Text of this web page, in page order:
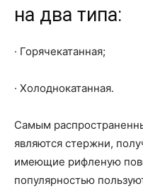
на два типа:
· Горячекатанная;
· Холоднокатанная.
Самым
являются стержни,
имеющие рифленую
популярностью